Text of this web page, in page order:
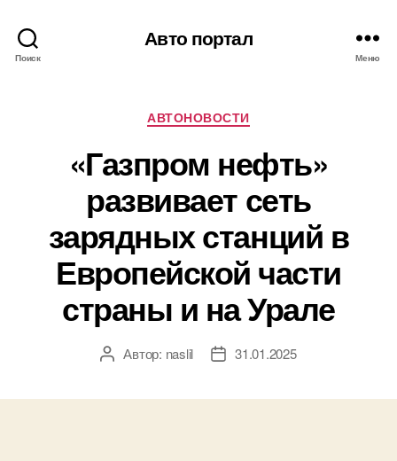
Поиск
Авто портал
Меню
Рубрики
АВТОНОВОСТИ
«Газпром нефть»
развивает сеть
зарядных станций в
Европейской части
страны и на Урале
АвторАвтор: naslil
Дата31.01.2025